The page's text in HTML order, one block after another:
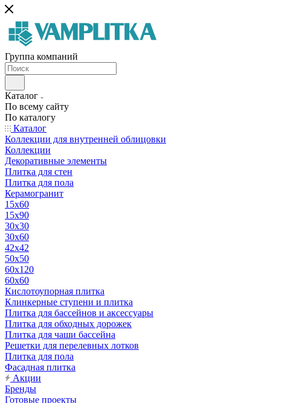
Группа компаний
Каталог
По всему сайту
По каталогу
Каталог
Коллекции для внутренней облицовки
Коллекции
Декоративные элементы
Плитка для стен
Плитка для пола
Керамогранит
15х60
15x90
30х30
30х60
42х42
50х50
60х120
60х60
Кислотоупорная плитка
Клинкерные ступени и плитка
Плитка для бассейнов и аксессуары
Плитка для обходных дорожек
Плитка для чаши бассейна
Решетки для перелевных лотков
Плитка для пола
Фасадная плитка
Акции
Бренды
Готовые проекты